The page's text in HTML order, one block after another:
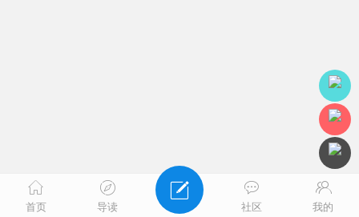
首页 导读 社区 我的